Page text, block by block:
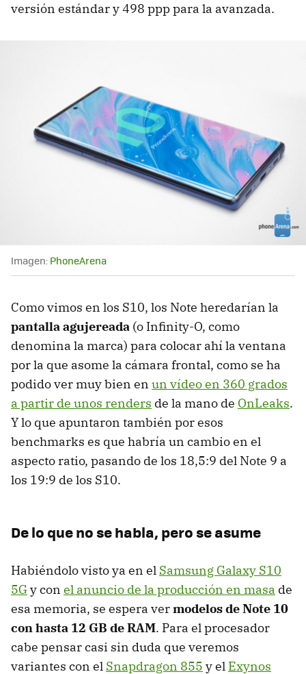
versión estándar y 498 ppp para la avanzada.
Imagen: PhoneArena
Como vimos en los S10, los Note heredarían la
pantalla agujereada (o Infinity-O, como
denomina la marca) para colocar ahí la ventana
por la que asome la cámara frontal, como se ha
podido ver muy bien en un vídeo en 360 grados
a partir de unos renders de la mano de OnLeaks.
Y lo que apuntaron también por esos
benchmarks es que habría un cambio en el
aspecto ratio, pasando de los 18,5:9 del Note 9 a
los 19:9 de los S10.
De lo que no se habla, pero se asume
Habiéndolo visto ya en el Samsung Galaxy S10
5Gy con el anuncio de la producción en masa de
esa memoria, se espera vermodelos de Note 10
con hasta 12 GB de RAM. Para el procesador
cabe pensar casi sin duda que veremos
variantes con el Snapdragon 855 y el Exynos